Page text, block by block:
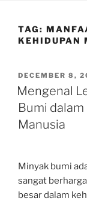
TAG:
KEHIDUPAN
POSTED
ON
DECEMBER 8,
Mengenal
Bumi
Manusia
Minyak bumi
sangat
besar dalam